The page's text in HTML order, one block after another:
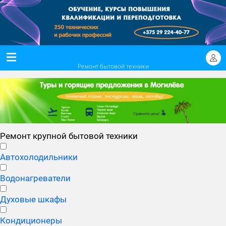
Ремонт бытовой техники
Ремонт крупной бытовой техники
Автохолодильники
Водонагреватели
Духовые шкафы
Кондиционеры